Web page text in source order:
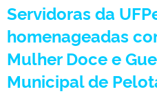
Servidoras da
homenageadas
Mulher Doce e
Municipal de